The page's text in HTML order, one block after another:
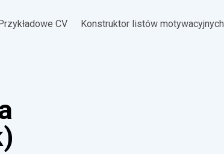
CV Konstruktor listów motywacyjnych